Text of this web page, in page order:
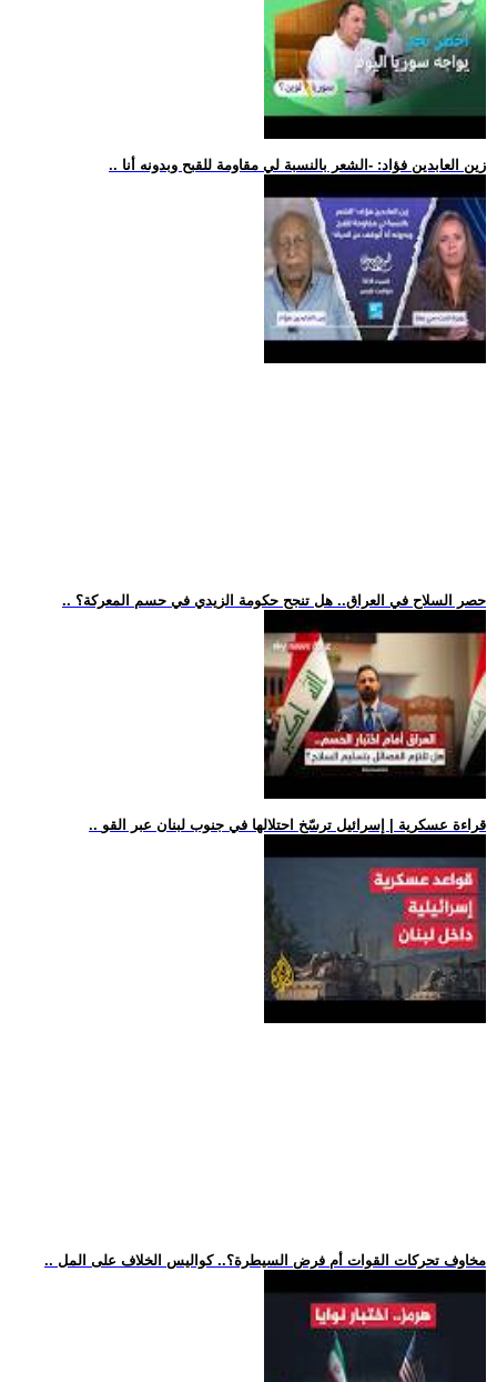
.. زين العابدين فؤاد: -الشعر بالنسبة لي مقاومة للقبح وبدونه أنا
.. حصر السلاح في العراق.. هل تنجح حكومة الزيدي في حسم المعركة؟
.. قراءة عسكرية | إسرائيل ترسّخ احتلالها في جنوب لبنان عبر القو
.. مخاوف تحركات القوات أم فرض السيطرة؟.. كواليس الخلاف على المل